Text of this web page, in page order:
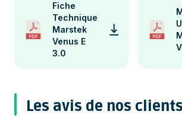
Fiche
Technique
Marstek
Venus E
3.0
Les avis de nos clients